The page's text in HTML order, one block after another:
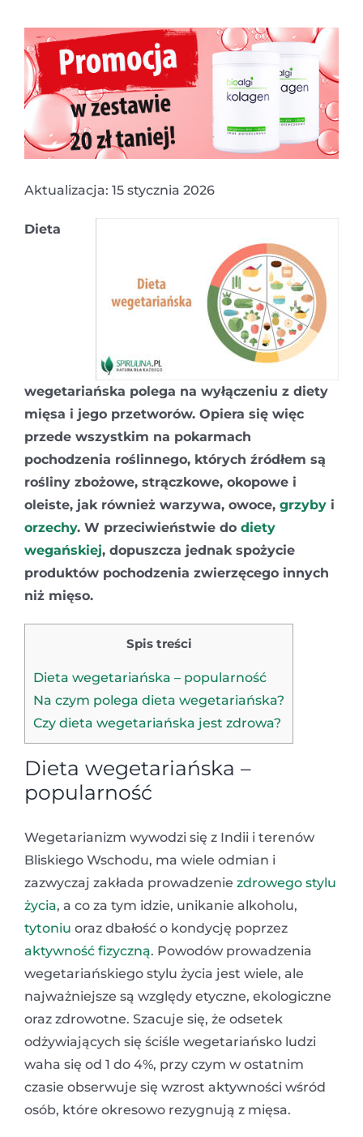
Aktualizacja: 15 stycznia 2026
Dieta
wegetariańska polega na wyłączeniu z diety
mięsa i jego przetworów. Opiera się więc
przede wszystkim na pokarmach
pochodzenia roślinnego, których źródłem są
rośliny zbożowe, strączkowe, okopowe i
oleiste, jak również warzywa, owoce, grzyby i
orzechy. W przeciwieństwie do diety
wegańskiej, dopuszcza jednak spożycie
produktów pochodzenia zwierzęcego innych
niż mięso.
Spis treści
Dieta wegetariańska – popularność
Na czym polega dieta wegetariańska?
Czy dieta wegetariańska jest zdrowa?
Dieta wegetariańska –
popularność
Wegetarianizm wywodzi się z Indii i terenów
Bliskiego Wschodu, ma wiele odmian i
zazwyczaj zakłada prowadzenie zdrowego stylu
życia, a co za tym idzie, unikanie alkoholu,
tytoniu oraz dbałość o kondycję poprzez
aktywność fizyczną. Powodów prowadzenia
wegetariańskiego stylu życia jest wiele, ale
najważniejsze są względy etyczne, ekologiczne
oraz zdrowotne. Szacuje się, że odsetek
odżywiających się ściśle wegetariańsko ludzi
waha się od 1 do 4%, przy czym w ostatnim
czasie obserwuje się wzrost aktywności wśród
osób, które okresowo rezygnują z mięsa.